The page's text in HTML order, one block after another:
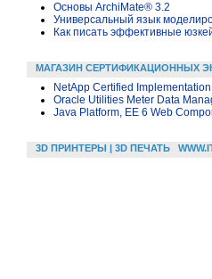
Основы ArchiMate® 3.2
Универсальный язык
Как писать эффективные
МАГАЗИН СЕРТИФИКАЦИОННЫХ
NetApp Certified
Oracle Utilities Meter Data
Java Platform, EE 6 Web
3D ПРИНТЕРЫ | 3D ПЕЧАТЬ